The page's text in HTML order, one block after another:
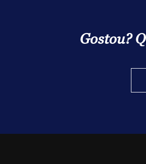
Gostou?